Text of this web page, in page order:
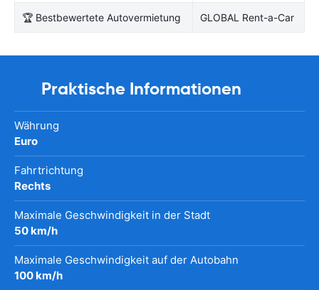
🏆 Bestbewertete Autovermietung GLOBAL Rent-a-Car
Praktische Informationen
Währung
Euro
Fahrtrichtung
Rechts
Maximale Geschwindigkeit in der Stadt
50 km/h
Maximale Geschwindigkeit auf der Autobahn
100 km/h